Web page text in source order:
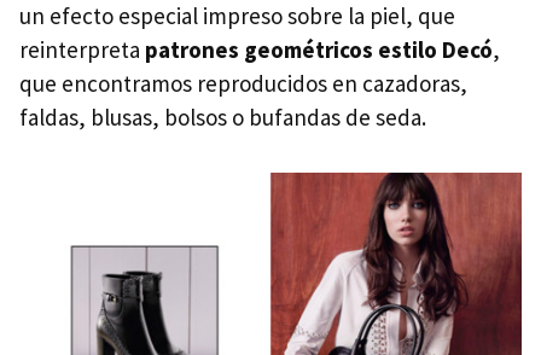
un efecto especial impreso sobre la piel, que
reinterpreta patrones geométricos estilo Decó,
que encontramos reproducidos en cazadoras,
faldas, blusas, bolsos o bufandas de seda.